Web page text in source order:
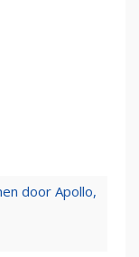
door Apollo,